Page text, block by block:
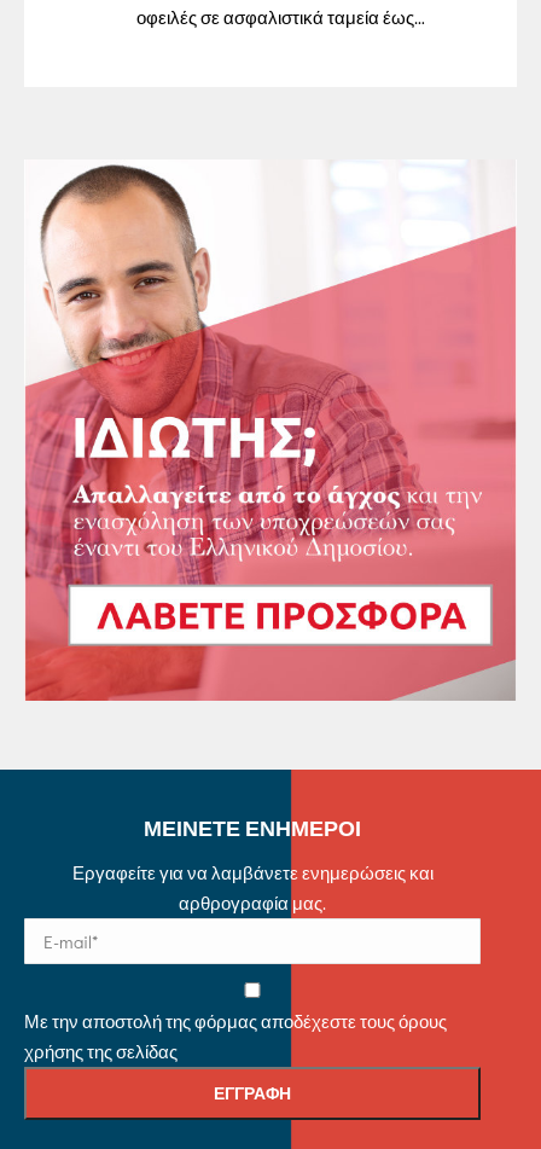
οφειλές σε ασφαλιστικά ταμεία έως
ΜΕΙΝΕΤΕ ΕΝΗΜΕΡΟΙ
Εργαφείτε για να λαμβάνετε ενημερώσεις και
αρθρογραφία μας.
Με την αποστολή της φόρμας αποδέχεστε τους όρους
χρήσης της σελίδας